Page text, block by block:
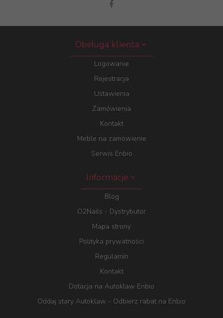
Obsługa klienta
Logowanie
Rejestracja
Ustawienia
Zamówienia
Kontakt
Meble na zamówienie
Serwis Enbio
Informacje
Blog
O2Nails - Dystrybutor
Mapa strony
Polityka prywatności
Regulamin
Kontakt
Dotacja na Autoklaw Enbio
Oddaj stary Autoklaw - Odbierz rabat na Enbio